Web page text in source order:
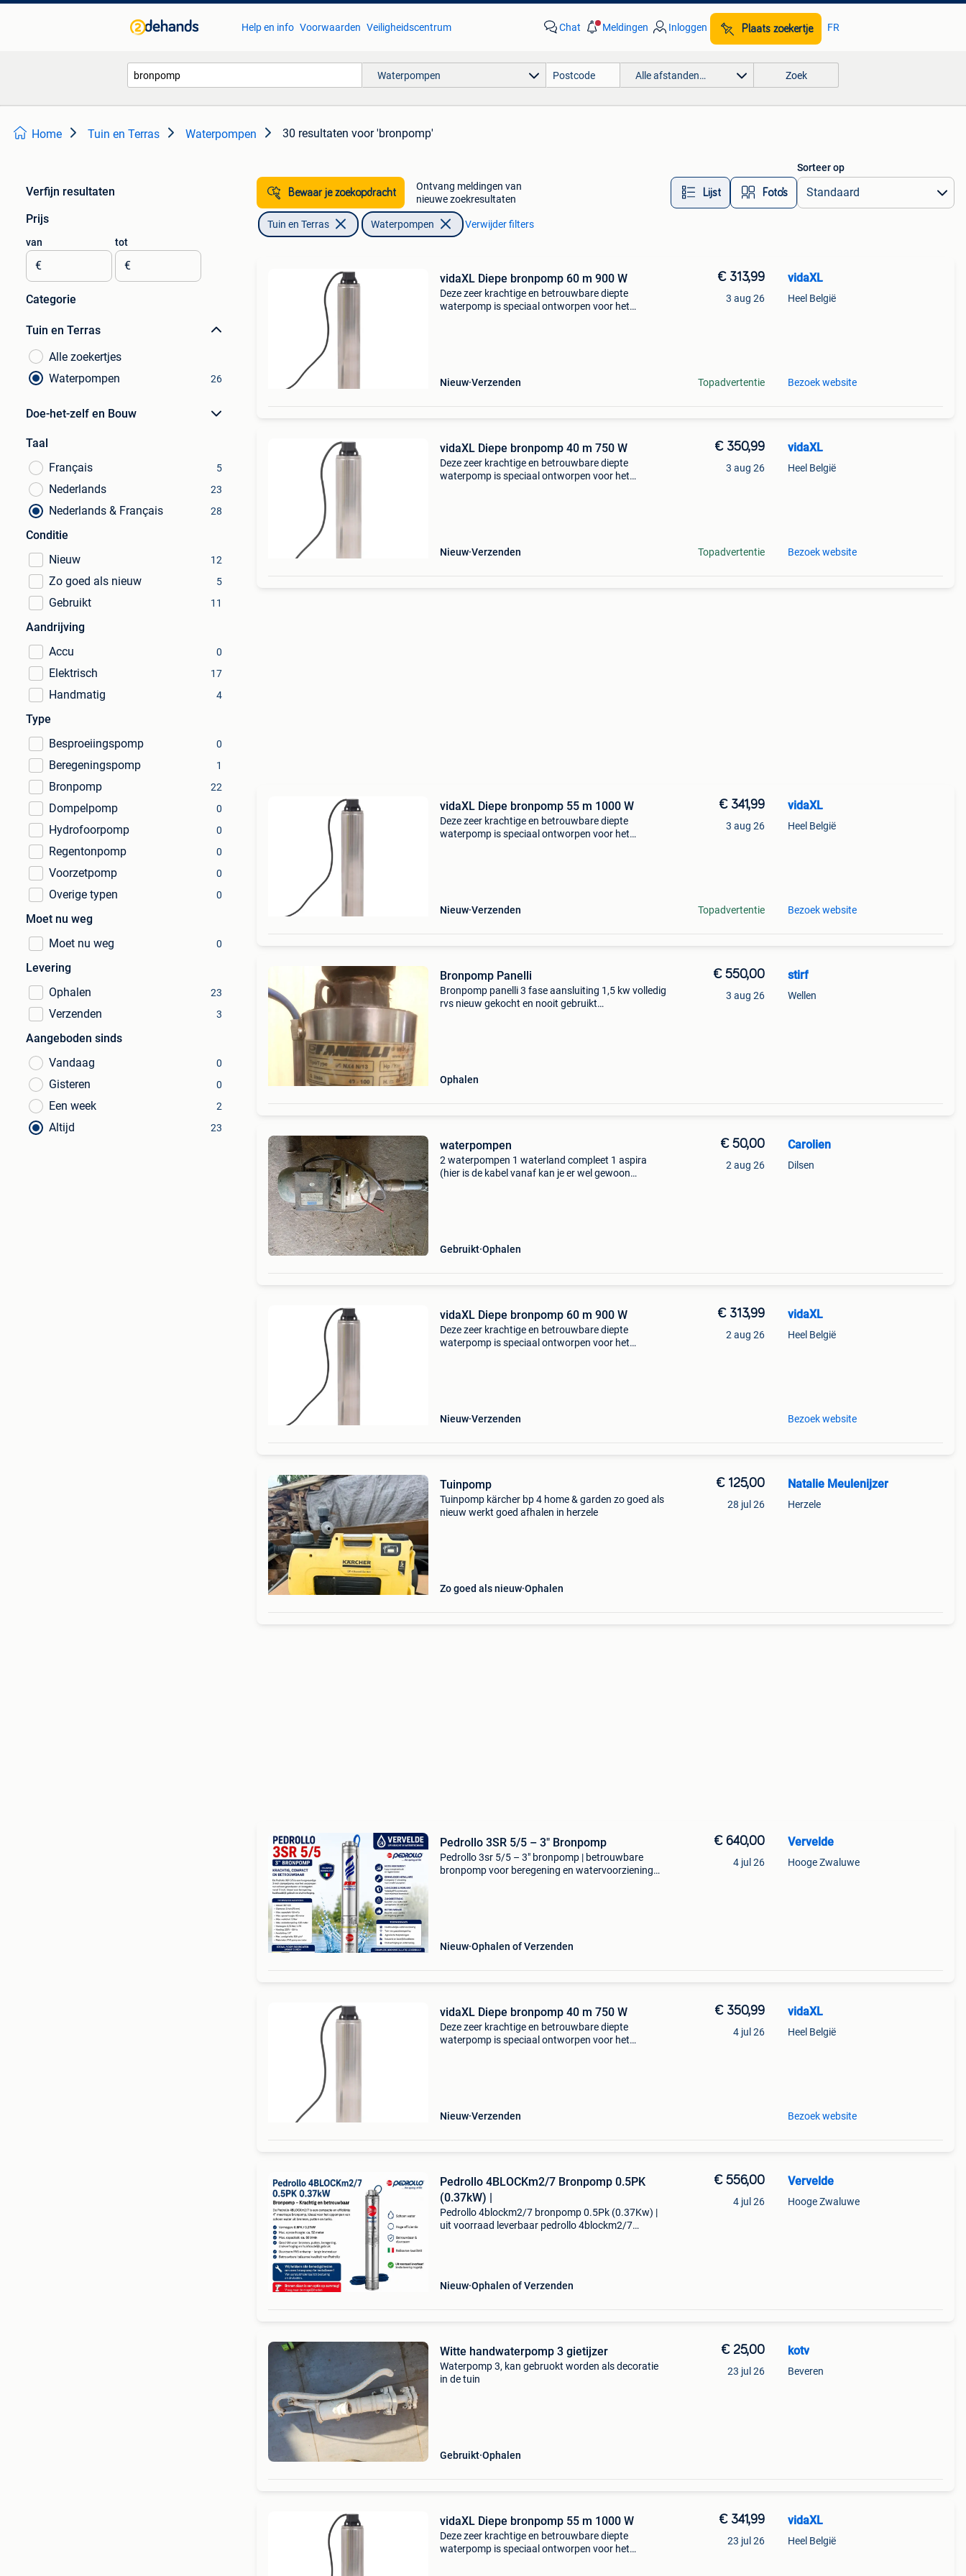
Help en info Voorwaarden Veiligheidscentrum Chat Meldingen Inloggen Plaats zoekertje FR
Waterpompen Alle afstanden… Zoek
Home Tuin en Terras Waterpompen 30 resultaten voor 'bronpomp'
Verfijn resultaten
Prijs
van
€
tot
€
Categorie
Tuin en Terras
Alle zoekertjes
Waterpompen
26
Doe-het-zelf en Bouw
Taal
Français
5
Nederlands 23
Nederlands & Français 28
Conditie
Nieuw
12
Zo goed als nieuw 5
Gebruikt 11
Aandrijving
Accu
0
Elektrisch 17
Handmatig 4
Type
Besproeiingspomp
0
Beregeningspomp 1
Bronpomp 22
Dompelpomp 0
Hydrofoorpomp 0
Regentonpomp 0
Voorzetpomp 0
Overige typen 0
Moet nu weg
Moet nu weg
0
Levering
Ophalen
23
Verzenden 3
Aangeboden sinds
Vandaag
0
Gisteren 0
Een week 2
Altijd 23
Bewaar je zoekopdracht
Ontvang meldingen van
nieuwe zoekresultaten
Lijst Foto’s
Sorteer op
Tuin en Terras Waterpompen Verwijder filters
vidaXL Diepe bronpomp 60 m 900 W
Deze zeer krachtige en betrouwbare diepte
waterpomp is speciaal ontworpen voor het
Nieuw Verzenden
€ 313,99
3 aug 26
Topadvertentie
vidaXL
Heel België
Bezoek website
vidaXL Diepe bronpomp 40 m 750 W
Deze zeer krachtige en betrouwbare diepte
waterpomp is speciaal ontworpen voor het
Nieuw Verzenden
€ 350,99
3 aug 26
Topadvertentie
vidaXL
Heel België
Bezoek website
vidaXL Diepe bronpomp 55 m 1000 W
Deze zeer krachtige en betrouwbare diepte
waterpomp is speciaal ontworpen voor het
Nieuw Verzenden
€ 341,99
3 aug 26
Topadvertentie
vidaXL
Heel België
Bezoek website
Bronpomp Panelli
Bronpomp panelli 3 fase aansluiting 1,5 kw volledig
rvs nieuw gekocht en nooit gebruikt
Ophalen
€ 550,00
3 aug 26
stirf
Wellen
waterpompen
2 waterpompen 1 waterland compleet 1 aspira
(hier is de kabel vanaf kan je er wel gewoon
Gebruikt Ophalen
€ 50,00
2 aug 26
Carolien
Dilsen
vidaXL Diepe bronpomp 60 m 900 W
Deze zeer krachtige en betrouwbare diepte
waterpomp is speciaal ontworpen voor het
Nieuw Verzenden
€ 313,99
2 aug 26
vidaXL
Heel België
Bezoek website
Tuinpomp
Tuinpomp kärcher bp 4 home & garden zo goed als
nieuw werkt goed afhalen in herzele
Zo goed als nieuw Ophalen
€ 125,00
28 jul 26
Natalie Meulenijzer
Herzele
Pedrollo 3SR 5/5 – 3" Bronpomp
Pedrollo 3sr 5/5 – 3" bronpomp | betrouwbare
bronpomp voor beregening en watervoorziening
Nieuw Ophalen of Verzenden
€ 640,00
4 jul 26
Vervelde
Hooge Zwaluwe
vidaXL Diepe bronpomp 40 m 750 W
Deze zeer krachtige en betrouwbare diepte
waterpomp is speciaal ontworpen voor het
Nieuw Verzenden
€ 350,99
4 jul 26
vidaXL
Heel België
Bezoek website
Pedrollo 4BLOCKm2/7 Bronpomp 0.5PK
(0.37kW) |
Pedrollo 4blockm2/7 bronpomp 0.5Pk (0.37Kw) |
uit voorraad leverbaar pedrollo 4blockm2/7
Nieuw Ophalen of Verzenden
€ 556,00
4 jul 26
Vervelde
Hooge Zwaluwe
Witte handwaterpomp 3 gietijzer
Waterpomp 3, kan gebruokt worden als decoratie
in de tuin
Gebruikt Ophalen
€ 25,00
23 jul 26
kotv
Beveren
vidaXL Diepe bronpomp 55 m 1000 W
Deze zeer krachtige en betrouwbare diepte
waterpomp is speciaal ontworpen voor het
€ 341,99
23 jul 26
vidaXL
Heel België